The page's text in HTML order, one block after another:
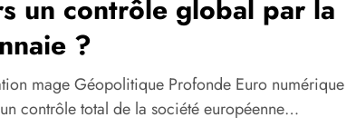
un contrôle global par la
?
mage Géopolitique Profonde Euro numérique
contrôle total de la société européenne…